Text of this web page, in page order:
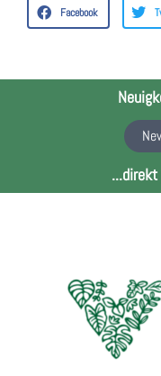
Facebook
...direkt